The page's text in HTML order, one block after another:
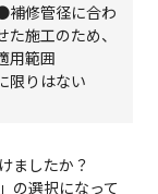
補修管径に合わ
た施工のため、
用範囲
限りはない
ましたか？
の選択になって